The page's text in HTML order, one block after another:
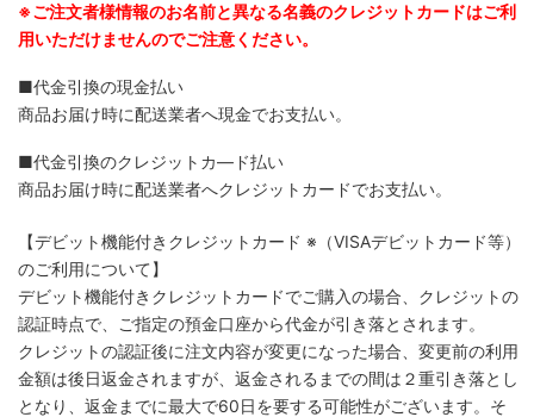
※ご注文者様情報のお名前と異なる名義のクレジットカードはご利
用いただけませんのでご注意ください。
■代金引換の現金払い
商品お届け時に配送業者へ現金でお支払い。
■代金引換のクレジットカ―ド払い
商品お届け時に配送業者へクレジットカードでお支払い。
【デビット機能付きクレジットカード ※（VISAデビットカード等）
のご利用について】
デビット機能付きクレジットカードでご購入の場合、クレジットの
認証時点で、ご指定の預金口座から代金が引き落とされます。
クレジットの認証後に注文内容が変更になった場合、変更前の利用
金額は後日返金されますが、返金されるまでの間は２重引き落とし
となり、返金までに最大で60日を要する可能性がございます。そ